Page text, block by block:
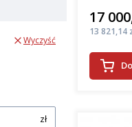
Wyczyść
zł
Cena
17
Cena
13 821,14